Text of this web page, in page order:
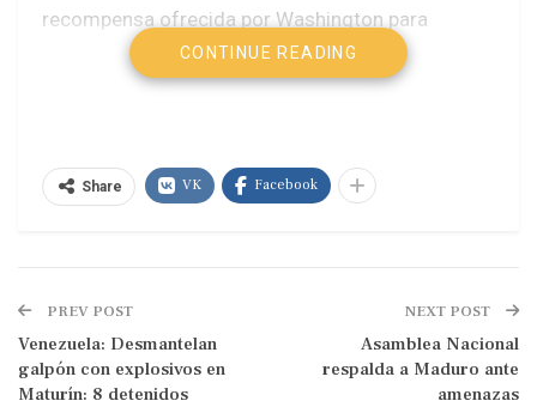
recompensa ofrecida por Washington para
capturar al mandatario venezolano.
«Cortina de humo ridícula»: Venezuela
responde a recompensa de EE.UU. por
El pronunciamiento denunció que las recientes
CONTINUE READING
Share VK Facebook
PREV POST
Venezuela: Desmantelan
galpón con explosivos en
Maturín: 8 detenidos
NEXT POST
Asamblea Nacional
respalda a Maduro ante
amenazas